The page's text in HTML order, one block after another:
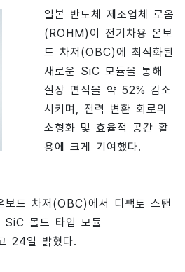
일본 반도체 제조업체 로옴
(ROHM)이 전기차용 온보
드 차저(OBC)에 최적화된
새로운 SiC 모듈을 통해
실장 면적을 약 52% 감소
시키며, 전력 변환 회로의
소형화 및 효율적 공간 활
용에 크게 기여했다.
드 차저(OBC)에서 디팩토 스탠
SiC 몰드 타입 모듈
24일 밝혔다.